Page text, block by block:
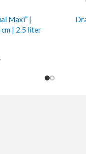
Maxi” |
| 2.5 liter